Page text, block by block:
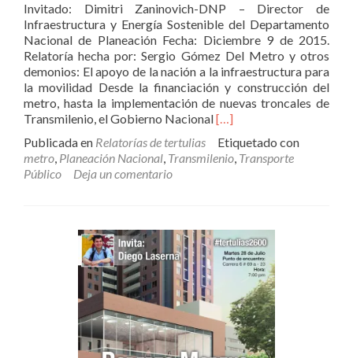
Invitado: Dimitri Zaninovich-DNP – Director de
Infraestructura y Energía Sostenible del Departamento
Nacional de Planeación Fecha: Diciembre 9 de 2015.
Relatoría hecha por: Sergio Gómez Del Metro y otros
demonios: El apoyo de la nación a la infraestructura para
la movilidad Desde la financiación y construcción del
metro, hasta la implementación de nuevas troncales de
Transmilenio, el Gobierno NacionalLeer
Dimitri
Zaninovich
[…]
Publicada en Relatorías de tertulias
Etiquetado con
metro, Planeación Nacional, Transmilenio, Transporte
Público
Deja un comentario